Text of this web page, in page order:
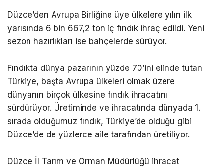
Düzce’den Avrupa Birliğine üye ülkelere yılın ilk
yarısında 6 bin 667,2 ton iç fındık ihraç edildi. Yeni
sezon hazırlıkları ise bahçelerde sürüyor.
Fındıkta dünya pazarının yüzde 70’ini elinde tutan
Türkiye, başta Avrupa ülkeleri olmak üzere
dünyanın birçok ülkesine fındık ihracatını
sürdürüyor. Üretiminde ve ihracatında dünyada 1.
sırada olduğumuz fındık, Türkiye’de olduğu gibi
Düzce’de de yüzlerce aile tarafından üretiliyor.
Düzce İl Tarım ve Orman Müdürlüğü ihracat